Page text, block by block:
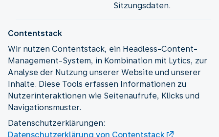
Sitzungsdaten.
Contentstack
Wir nutzen Contentstack, ein Headless-Content-
Management-System, in Kombination mit Lytics, zur
Analyse der Nutzung unserer Website und unserer
Inhalte. Diese Tools erfassen Informationen zu
Nutzerinteraktionen wie Seitenaufrufe, Klicks und
Navigationsmuster.
Datenschutzerklärung von Contentstack